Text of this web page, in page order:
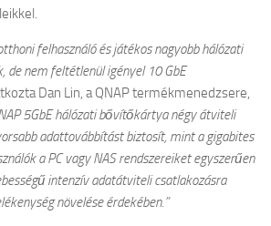
felhasználó és játékos nagyobb hálózati
de nem feltétlenül igényel 10 GbE
Dan Lin, a QNAP termékmenedzsere,
5GbE hálózati bővítőkártya négy átviteli
adattovábbítást biztosít, mint a gigabites
a PC vagy NAS rendszereiket egyszerűen
intenzív adatátviteli csatlakozásra
növelése érdekében.”